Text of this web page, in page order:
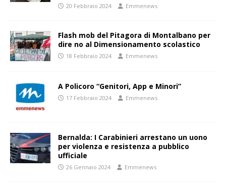
20 Febbraio 2024 Emmenews
Flash mob del Pitagora di Montalbano per
dire no al Dimensionamento scolastico
18 Febbraio 2024 Emmenews
A Policoro “Genitori, App e Minori”
17 Febbraio 2024 Emmenews
Bernalda: I Carabinieri arrestano un uono
per violenza e resistenza a pubblico
ufficiale
26 Gennaio 2024 Emmenews